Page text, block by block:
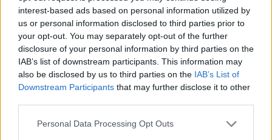
interest-based ads based on personal information utilized by
us or personal information disclosed to third parties prior to
your opt-out. You may separately opt-out of the further
disclosure of your personal information by third parties on the
IAB’s list of downstream participants. This information may
also be disclosed by us to third parties on the IAB’s List of
Downstream Participants that may further disclose it to other
Personal Data Processing Opt Outs
Adingra può sostanzialmente ricoprire entrambe le corsie.
Giocatore rapido e con un ottimo dribbling, molto istintivo.
Con De Zerbi aveva avuto un ottimo impatto, anche se
nell’ultima stagione ha realizzato solo 2 reti. Un ottimo
acquisto, in grado di farerapidità e imprevedibilità
all’attacco di Le Bris.